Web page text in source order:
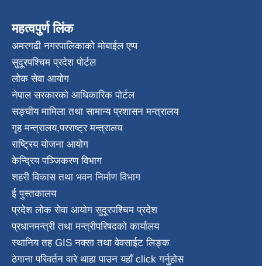
महत्वपुर्ण लिंक
अमरगढी नगरपालिकाको मोबाईल एप्प
सुदूरपश्चिम प्रदेश पोर्टल
लोक सेवा आयोग
नेपाल सरकारको आधिकारिक पोर्टल
सङ्घीय मामिला तथा सामान्य प्रशासन मन्त्रालय
गृह मन्त्रालय,परराष्ट्र मन्त्रालय
राष्ट्रिय योजना आयोग
केन्द्रिय पञ्जिकरण विभाग
शहरी विकास तथा भवन निर्माण विभाग
ई पुस्तकालय
प्रदेश लोक सेवा आयोग सुदूरपश्चिम प्रदेश
प्रधानमन्त्री तथा मन्त्रीपरिषदको कार्यालय
स्थानिय तह GIS नक्सा तथा वेवसाईट लिङ्क
ठेगाना परिवर्तन वारे थाहा पाउन यहाँ click गर्नुहोस